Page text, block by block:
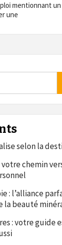
mentionnant
une
selon la
chemin
: l’alliance
la beauté
: votre guide